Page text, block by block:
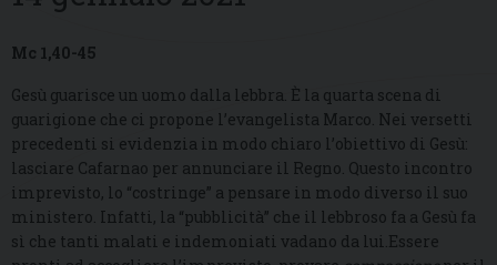
Mc 1,40-45
Gesù guarisce un uomo dalla lebbra. È la quarta scena di
guarigione che ci propone l’evangelista Marco. Nei versetti
precedenti si evidenzia in modo chiaro l’obiettivo di Gesù:
lasciare Cafarnao per annunciare il Regno. Questo incontro
imprevisto, lo “costringe” a pensare in modo diverso il suo
ministero. Infatti, la “pubblicità” che il lebbroso fa a Gesù fa
sì che tanti malati e indemoniati vadano da lui.Essere